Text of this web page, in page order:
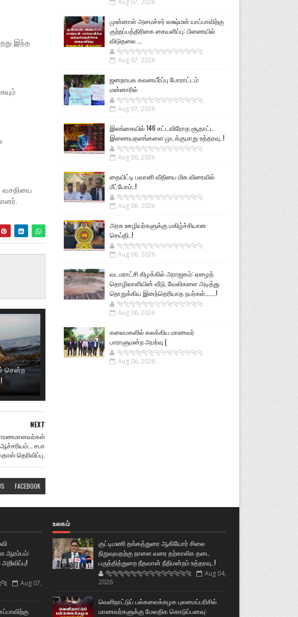
இந்த
வசதியை
சென்ற
NEXT
சபா
தெரிவிப்பு.
FACEBOOK
Aug 07, 2026
முன்னாள் அமைச்சர் லக்ஷ்மன் யாப்பாவிற்கு
குற்றப்பத்திரிகை கையளிப்பு: பிணையில்
விடுதலை ...
🐅🐅🐅🐅🐅🐅🐆🐆🐆🐆🐆🐆🐆🐆
Aug 07, 2026
ஜனநாயக கவனயீர்ப்பு போராட்டம்
மன்னாரில்
🐅🐅🐅🐅🐅🐅🐆🐆🐆🐆🐆🐆🐆🐆
Aug 07, 2026
இலங்கையில் 146 சட்டவிரோத சூதாட்ட
இணையதளங்களை முடக்குமாறு உத்தரவு..!
🐅🐅🐅🐅🐅🐅🐆🐆🐆🐆🐆🐆🐆🐆
Aug 06, 2026
தையிட்டி பவானி வீதியை மிக விரைவில்
மீட்போம்..!
🐅🐅🐅🐅🐅🐅🐆🐆🐆🐆🐆🐆🐆🐆
Aug 06, 2026
அரசு ஊழியர்களுக்கு மகிழ்ச்சியான
செய்தி..!
🐅🐅🐅🐅🐅🐅🐆🐆🐆🐆🐆🐆🐆🐆
Aug 06, 2026
வடமராட்சி கிழக்கில் அராஜகம்: ஏழைத்
தொழிலாளியின் வீடு, வேலிகளை அடித்து
நொறுக்கிய இனந்தெரியாத நபர்கள்.......!
🐅🐅🐅🐅🐅🐅🐆🐆🐆🐆🐆🐆🐆🐆
Aug 06, 2026
கலைமகளில் கலக்கிய மாணவர்
பாராளுமன்ற அமர்வு (
🐅🐅🐅🐅🐅🐅🐆🐆🐆🐆🐆🐆🐆🐆
Aug 06, 2026
ஆரம்பம்:
Aug 07,
உலகம்
குட்டிமணி தங்கத்துரை ஆகியோர் சிலை
நிறுவுவதற்கு நாளை வரை தற்காலிக தடை
பருத்தித்துறை நீதவான் நீதிமன்றம் உத்தரவு..!
🐅🐅🐅🐅🐅🐅🐆🐆🐆🐆🐆🐆🐆🐆
Aug 04,
2026
வெளிநாட்டுப் பல்கலைக்கழக புலமைப்பரிசில்
மாணவர்களுக்கு மேலதிக கொடுப்பனவு: